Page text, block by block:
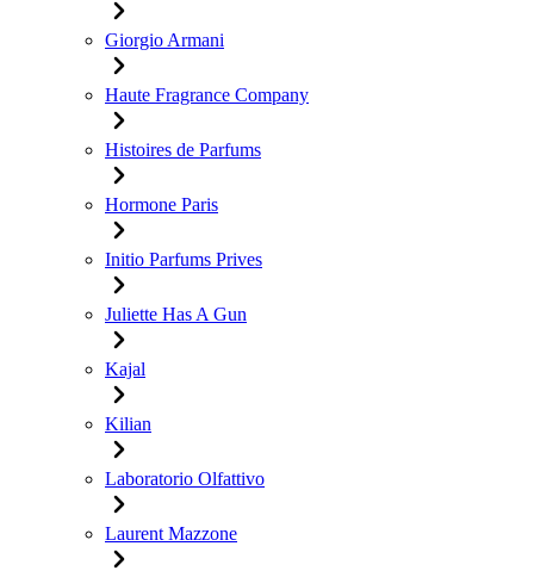
Giorgio Armani
Haute Fragrance Company
Histoires de Parfums
Hormone Paris
Initio Parfums Prives
Juliette Has A Gun
Kajal
Kilian
Laboratorio Olfattivo
Laurent Mazzone